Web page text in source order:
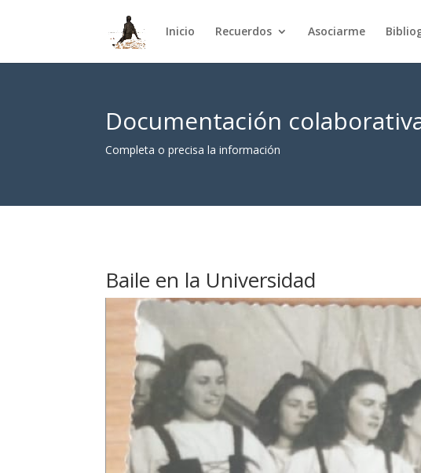
Inicio Recuerdos Asociarme
Documentación
Completa o precisa la información
Baile en la Universidad